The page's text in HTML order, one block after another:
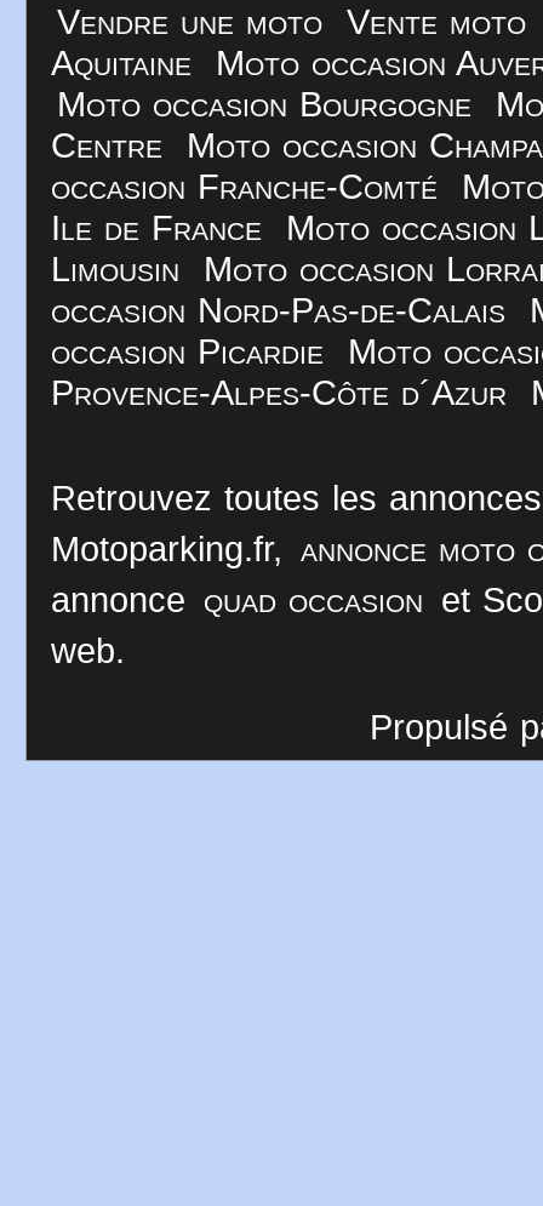
Vendre une moto
Vente moto
Aquitaine
Moto occasion
Moto occasion Bourgogne
Centre
Moto occasion
occasion Franche-Comté
Ile de France
Moto occasion
Limousin
Moto occasion
occasion Nord-Pas-de-Calais
occasion Picardie
Moto
Provence-Alpes-Côte d´Azur
Retrouvez toutes les
Motoparking.fr, annonce moto
annonce quad occasion et
web.
Propulsé